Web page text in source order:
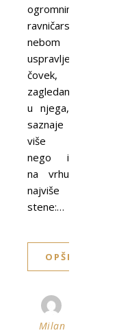
ogromnim
ravničarskim
nebom
uspravljen
čovek,
zagledan
u njega,
saznaje
više
nego i
na vrhu
najviše
stene:…
OPŠIRNIJE
Milan